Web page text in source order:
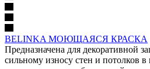
BELINKA МОЮЩАЯСЯ КРАСКА
Предназначена для декоративной
сильному износу стен и потолков